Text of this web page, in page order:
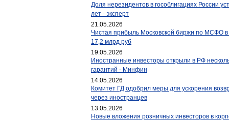
Доля нерезидентов в гособлигациях России
лет - эксперт
21.05.2026
Чистая прибыль Московской биржи по МСФО в
17,2 млрд руб
19.05.2026
Иностранные инвесторы открыли в РФ
гарантий - Минфин
14.05.2026
Комитет ГД одобрил меры для ускорения
через иностранцев
13.05.2026
Новые вложения розничных инвесторов в